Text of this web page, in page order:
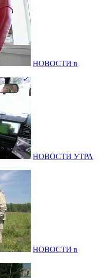
НОВОСТИ в
НОВОСТИ УТРА
НОВОСТИ в